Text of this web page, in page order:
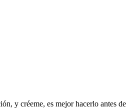
y créeme, es mejor hacerlo antes de